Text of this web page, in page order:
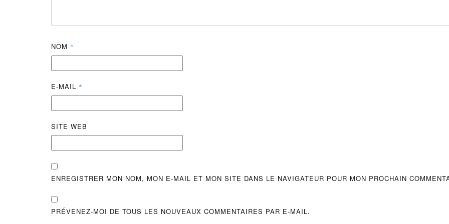
NOM *
E-MAIL *
SITE WEB
ENREGISTRER MON NOM, MON E-MAIL ET MON SITE DANS LE NAVIGATEUR POUR MON PROCHAIN
PRÉVENEZ-MOI DE TOUS LES NOUVEAUX COMMENTAIRES PAR E-MAIL.